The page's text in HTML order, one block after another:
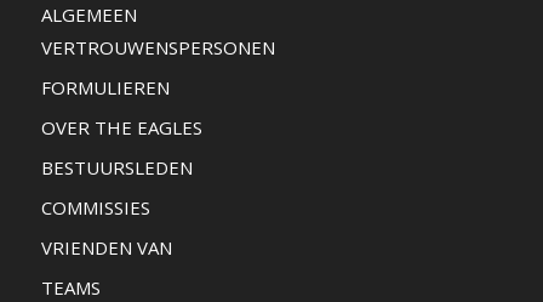
ALGEMEEN
VERTROUWENSPERSONEN
FORMULIEREN
OVER THE EAGLES
BESTUURSLEDEN
COMMISSIES
VRIENDEN VAN
TEAMS